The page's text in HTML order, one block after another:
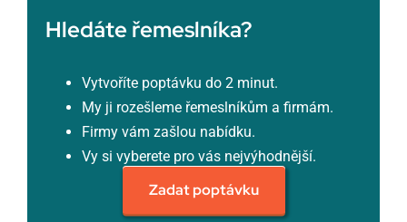
Hledáte řemeslníka?
Vytvoříte poptávku do 2 minut.
My ji rozešleme řemeslníkům a firmám.
Firmy vám zašlou nabídku.
Vy si vyberete pro vás nejvýhodnější.
Zadat poptávku